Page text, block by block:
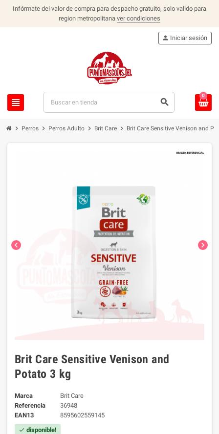
Infórmate del valor de compra para despacho gratuito, solo valido para
region metropolitana ver condiciones
view_headline search
person Iniciar sesión
0
chevron_right Perros chevron_right Perros Adulto chevron_right Brit Care chevron_right Brit Care Sensitive Venison and
chevron_left chevron_right
Brit Care Sensitive Venison and
Potato 3 kg
Marca
Brit Care
Referencia
36948
EAN13
8595602559145
check disponible!